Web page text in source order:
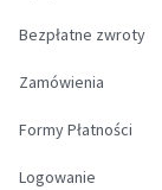
Bezpłatne zwroty
Zamówienia
Formy Płatności
Logowanie